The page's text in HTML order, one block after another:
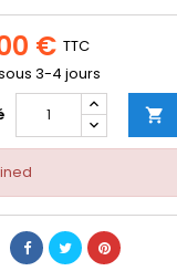
€ TTC
3-4 jours
